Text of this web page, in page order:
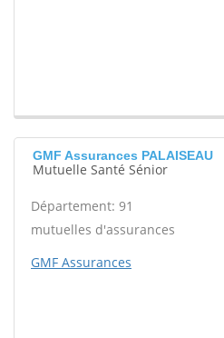
GMF Assurances PALAISEAU
Mutuelle Santé Sénior
Département: 91
mutuelles d'assurances
GMF Assurances